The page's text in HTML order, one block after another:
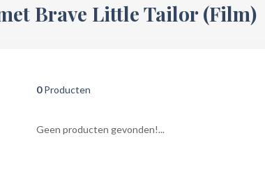
Brave Little Tailor (Film)
0Producten
Geen producten gevonden!...